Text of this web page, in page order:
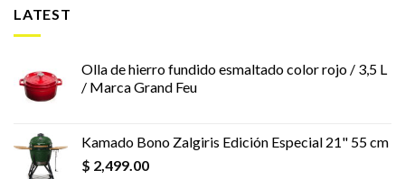
LATEST
Olla de hierro fundido esmaltado color rojo / 3,5 L
/ Marca Grand Feu
Kamado Bono Zalgiris Edición Especial 21" 55 cm
$ 2,499.00